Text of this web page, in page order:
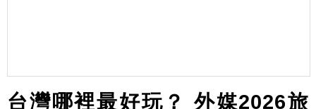
台灣哪裡最好玩？ 外媒2026旅